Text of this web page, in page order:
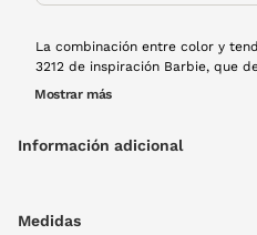
La combinación entre color y
3212 de inspiración Barbie, que
rectangular toques retro, su brillante color azul y sus lentes
¡brillan en la oscuridad!
Mostrar más
Información adicional
Medidas